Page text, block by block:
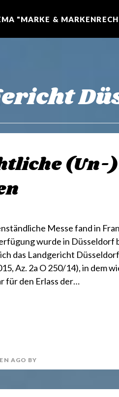
"MARKE &
Messe fand in
wurde in Düsseldorf
das Landgericht
Az. 2a O 250/14), in dem
für den Erlass der…
AGO BY